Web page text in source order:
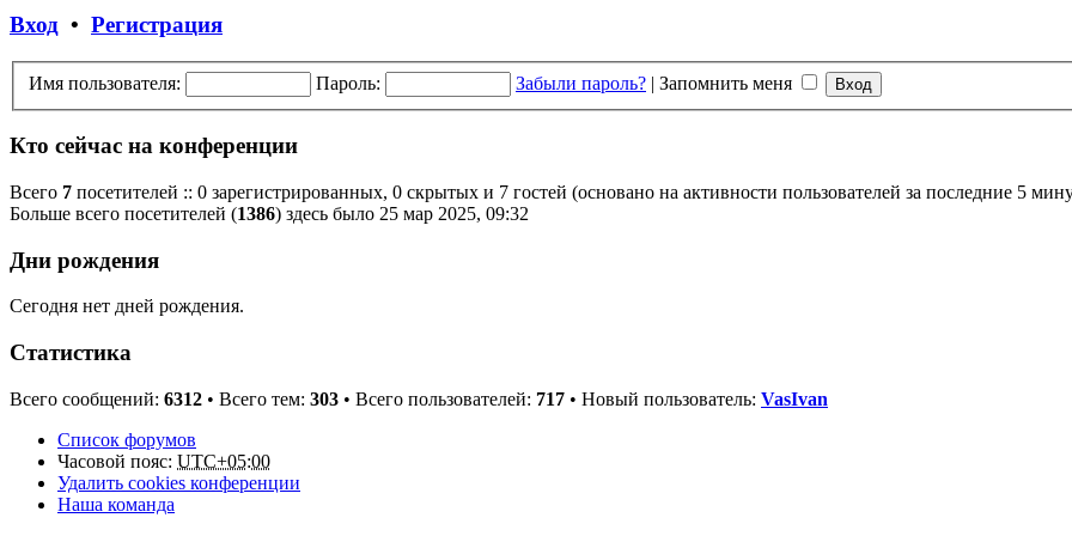
Вход • Регистрация
Имя пользователя: Пароль: Забыли пароль? | Запомнить меня
Кто сейчас на конференции
Всего 7 посетителей :: 0 зарегистрированных, 0 скрытых и 7 гостей (основано на активности пользователей за последние 5
Больше всего посетителей (1386) здесь было 25 мар 2025, 09:32
Дни рождения
Сегодня нет дней рождения.
Статистика
Всего сообщений: 6312 • Всего тем: 303 • Всего пользователей: 717 • Новый пользователь: VasIvan
Список форумов
Часовой пояс: UTC+05:00
Удалить cookies конференции
Наша команда